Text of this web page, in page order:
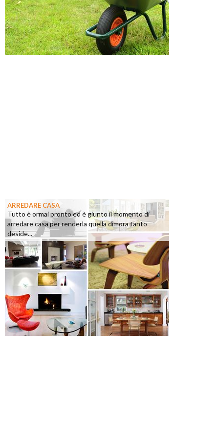
ARREDARE CASA
Tutto è ormai pronto ed è giunto il momento di
arredare casa per renderla quella dimora tanto
deside...